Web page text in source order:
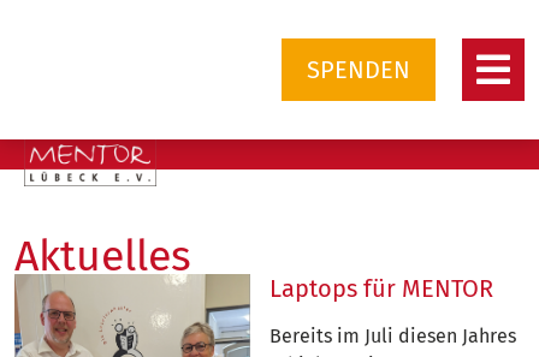
SPENDEN
Aktuelles
Laptops für MENTOR
Bereits im Juli diesen Jahres